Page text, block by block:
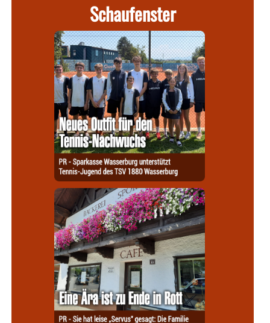
Schaufenster